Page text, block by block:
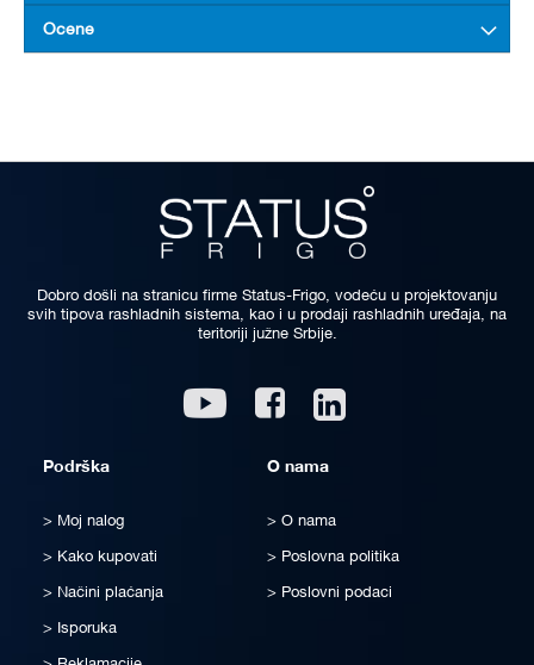
Ocene
Dobro došli na stranicu firme Status-Frigo, vodeću u projektovanju
svih tipova rashladnih sistema, kao i u prodaji rashladnih uređaja, na
teritoriji južne Srbije.
Youtube Facebook
Podrška
Moj nalog
Kako kupovati
Načini plaćanja
Isporuka
O nama
O nama
Poslovna politika
Poslovni podaci